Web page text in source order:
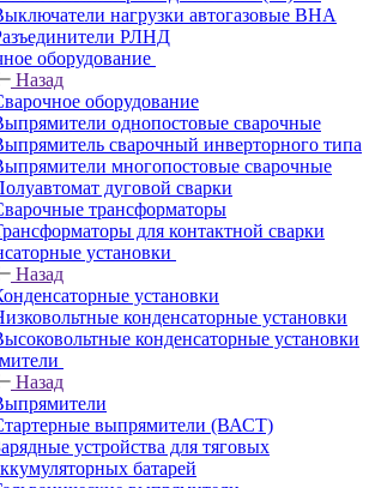
нагрузки автогазовые ВНА
РЛНД
оборудование
Назад
оборудование
однопостовые сварочные
сварочный инверторного типа
многопостовые сварочные
дуговой сварки
трансформаторы
для контактной сварки
установки
Назад
установки
конденсаторные установки
конденсаторные установки
Назад
выпрямители (ВАСТ)
устройства для тяговых
батарей